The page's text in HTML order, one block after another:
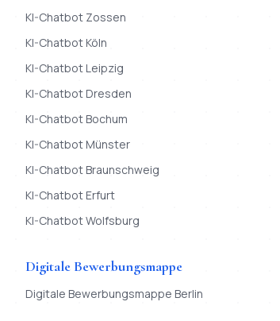
KI-Chatbot Zossen
KI-ChatbotKöln
KI-ChatbotLeipzig
KI-ChatbotDresden
KI-ChatbotBochum
KI-ChatbotMünster
KI-ChatbotBraunschweig
KI-ChatbotErfurt
KI-ChatbotWolfsburg
Digitale Bewerbungsmappe
Digitale Bewerbungsmappe Berlin